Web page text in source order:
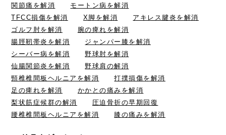
関節痛を解消
モートン病を解消
TFCC損傷を解消
X脚を解消
アキレス腱炎を解消
ゴルフ肘を解消
腕の痺れを解消
腸脛靭帯炎を解消
ジャンパー膝を解消
シーバー病を解消
野球肘を解消
仙腸関節炎を解消
野球肩の解消
頸椎椎間板ヘルニアを解消
打撲損傷を解消
足の痺れを解消
かかとの痛みを解消
梨状筋症候群の解消
圧迫骨折の早期回復
腰椎椎間板ヘルニアを解消
膝の痛みを解消